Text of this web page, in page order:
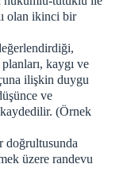
olan ikinci bir
kaygı ve
ilişkin duygu
ve
(Örnek
doğrultusunda
üzere randevu